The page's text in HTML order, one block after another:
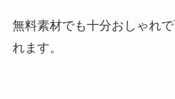
無料素材でも十分おしゃれ
れます。